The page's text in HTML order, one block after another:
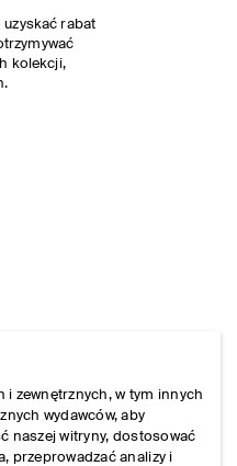
uzyskać rabat
kolekcji,
i zewnętrznych, w tym innych
wydawców, aby
naszej witryny, dostosować
przeprowadzać analizy i